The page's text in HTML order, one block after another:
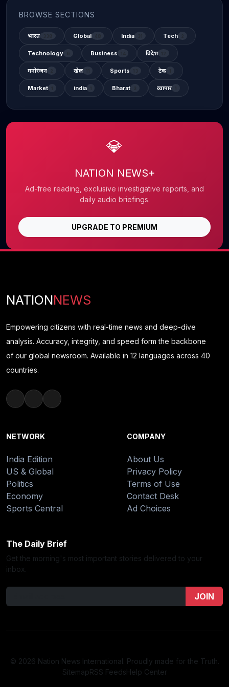
BROWSE SECTIONS
भारत Global India Tech
Technology Business विदेश
मनोरंजन खेल Sports टेक
Market india Bharat व्यापार
💎
NATION NEWS+
Ad-free reading, exclusive investigative reports, and
daily audio briefings.
UPGRADE TO PREMIUM
NATIONNEWS
Empowering citizens with real-time news and deep-dive
analysis. Accuracy, integrity, and speed form the backbone
of our global newsroom. Available in 12 languages across 40
countries.
NETWORK
India Edition
US & Global
Politics
Economy
Sports Central
COMPANY
About Us
Privacy Policy
Terms of Use
Contact Desk
Ad Choices
The Daily Brief
Get the morning's most important stories delivered to your
inbox.
JOIN
© 2026 Nation News International. Proudly made for the Truth.
SitemapRSS FeedsHelp Center